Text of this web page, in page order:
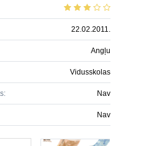
22.02.2011.
Angļu
Vidusskolas
Nav
Nav